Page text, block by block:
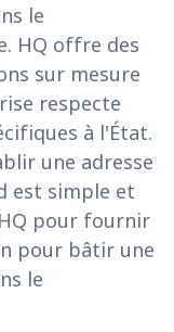
le
HQ offre des
sur mesure
respecte
à l'État.
une adresse
est simple et
pour fournir
pour bâtir une
le